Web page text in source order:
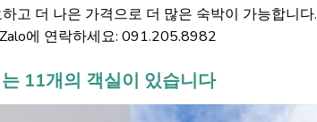
고 더 나은 가격으로 더 많은 숙박이 가능합니다.
에 연락하세요: 091.205.8982
11개의 객실이 있습니다